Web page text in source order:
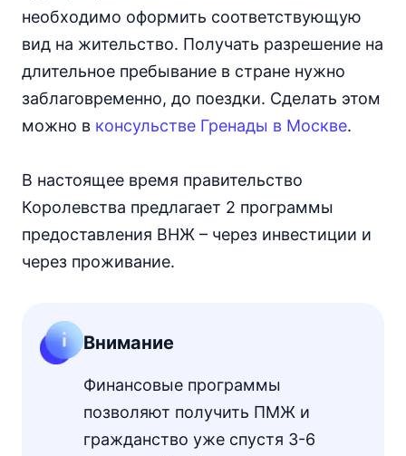
необходимо оформить соответствующую
вид на жительство. Получать разрешение на
длительное пребывание в стране нужно
заблаговременно, до поездки. Сделать этом
можно в консульстве Гренады в Москве.
В настоящее время правительство
Королевства предлагает 2 программы
предоставления ВНЖ – через инвестиции и
через проживание.
Внимание
Финансовые программы
позволяют получить ПМЖ и
гражданство уже спустя 3-6